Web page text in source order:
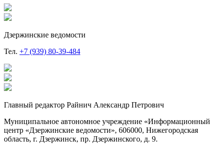
Дзержинские ведомости
Тел. +7 (939) 80-39-484
Главный редактор Райнич Александр Петрович
Муниципальное автономное учреждение «Информационный
центр «Дзержинские ведомости», 606000, Нижегородская
область, г. Дзержинск, пр. Дзержинского, д. 9.